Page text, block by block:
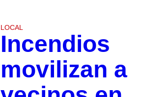
LOCAL
Incendios
movilizan a